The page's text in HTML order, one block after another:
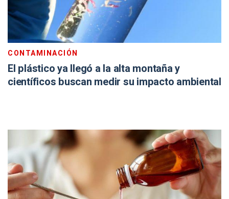
CONTAMINACIÓN
El plástico ya llegó a la alta montaña y
científicos buscan medir su impacto ambiental